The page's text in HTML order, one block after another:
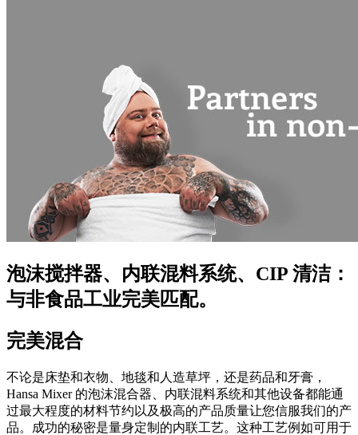
泡沫搅拌器、内联混料系统、CIP 清洁：
与非食品工业完美匹配。
完美混合
不论是床垫和衣物、地毯和人造草坪，还是药品和牙膏，
Hansa Mixer 的泡沫混合器、内联混料系统和其他设备都能通
过最大程度的材料节约以及极高的产品质量让您信服我们的产
品。成功的秘密是量身定制的内联工艺。这种工艺例如可用于